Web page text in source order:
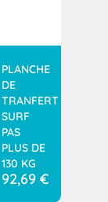
PLANCHE
DE
TRANFERT
SURF
PAS
PLUS DE
130 KG
92,69 €